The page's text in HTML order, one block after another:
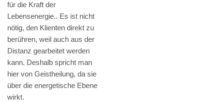
für die Kraft der
Lebensenergie.. Es ist nicht
nötig, den Klienten direkt zu
berühren, weil auch aus der
Distanz gearbeitet werden
kann. Deshalb spricht man
hier von Geistheilung, da sie
über die energetische Ebene
wirkt.